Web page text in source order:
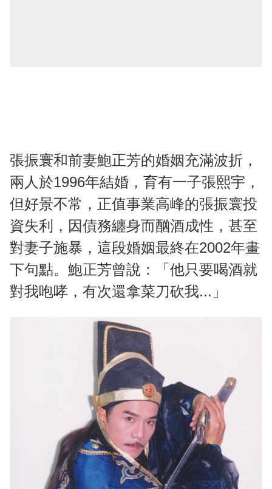
張振寰和前妻鮑正芳的婚姻充滿波折，
兩人於1996年結婚，育有一子張熙宇，
但好景不常，正值事業高峰的張振寰投
資失利，因債務纏身而酗酒成性，甚至
對妻子施暴，這段婚姻最終在2002年畫
下句點。鮑正芳曾說：「他只要喝酒就
對我咆哮，有次還拿菜刀砍我...」